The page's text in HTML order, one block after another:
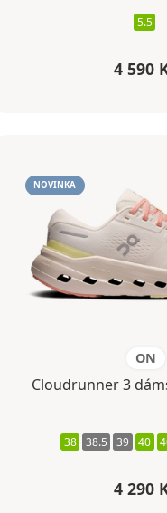
5.5
4 590
NOVINKA
ON
Cloudrunner 3
38 38.5 39 40
4 290